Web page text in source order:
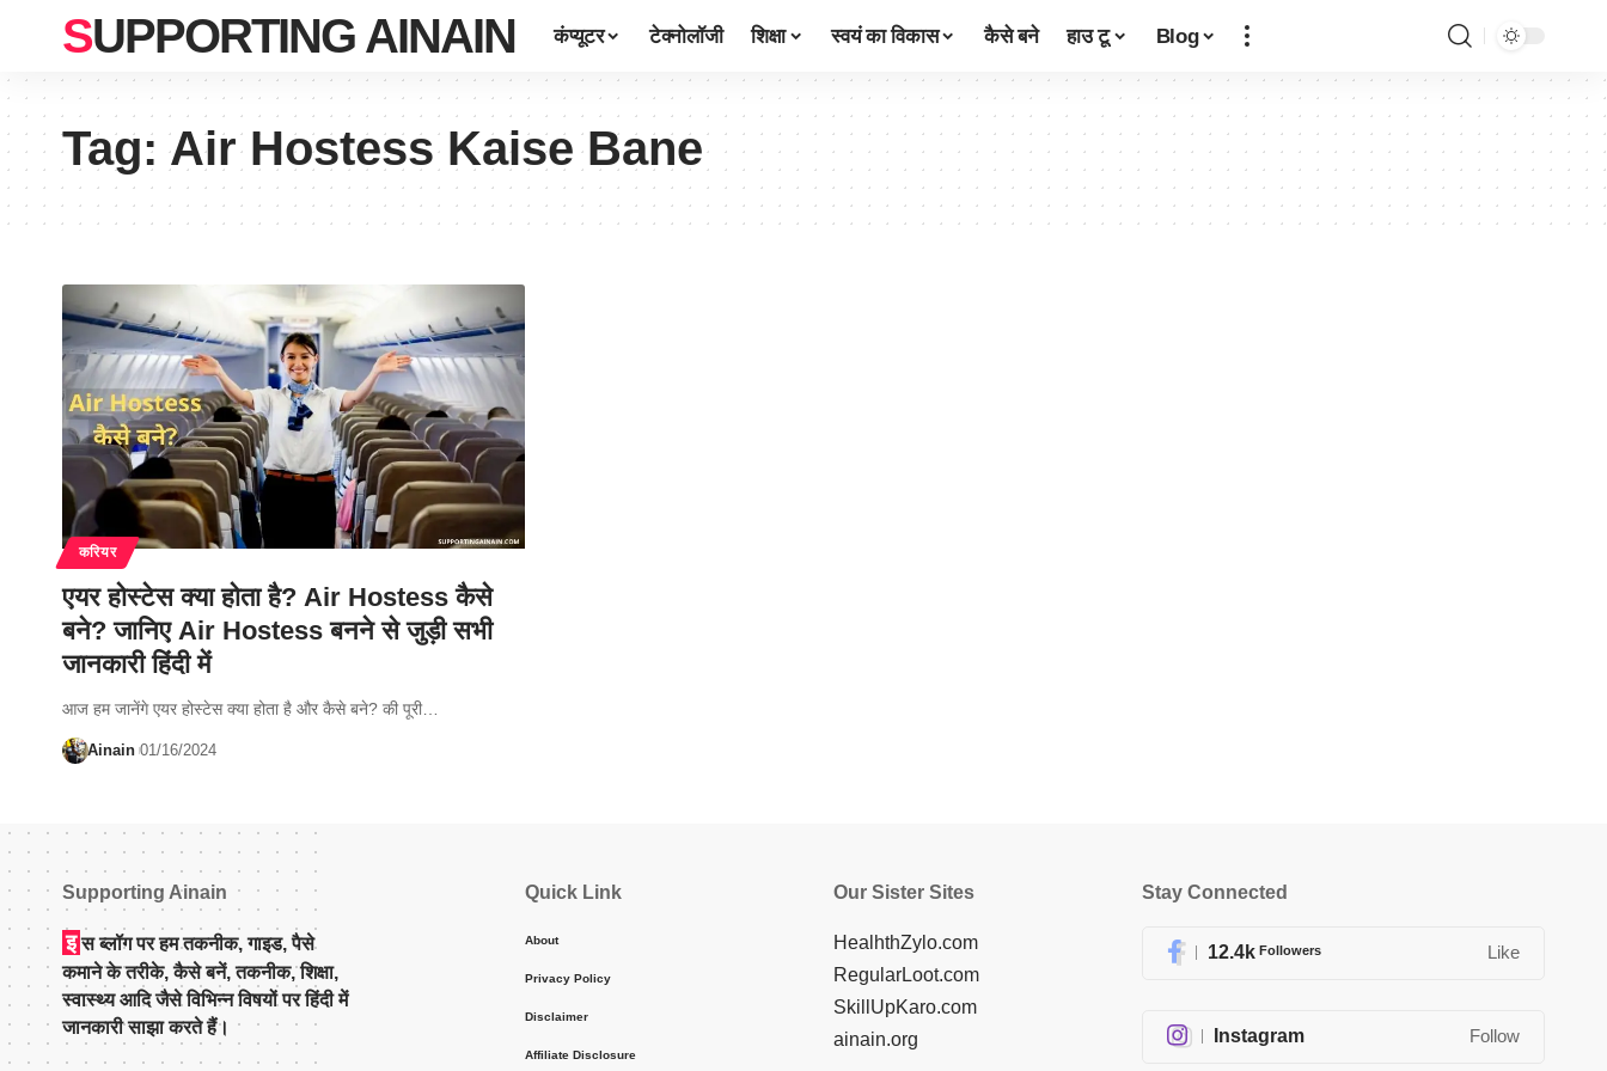
SUPPORTING AINAIN कंप्यूटर टेक्नोलॉजी शिक्षा स्वयं का विकास कैसे बने हाउ टू Blog
Tag:Air Hostess Kaise Bane
करियर
एयर होस्टेस क्या होता है? Air Hostess कैसे
बने? जानिए Air Hostess बनने से जुड़ी सभी
जानकारी हिंदी में
आज हम जानेंगे एयर होस्टेस क्या होता है और कैसे बने? की पूरी…
Ainain 01/16/2024
Supporting Ainain
इ स ब्लॉग पर हम तकनीक, गाइड, पैसे
कमाने के तरीके, कैसे बनें, तकनीक, शिक्षा,
स्वास्थ्य आदि जैसे विभिन्न विषयों पर हिंदी में
जानकारी साझा करते हैं।
Quick Link
About
Privacy Policy
Disclaimer
Affiliate Disclosure
Our Sister Sites
HealhthZylo.com
RegularLoot.com
SkillUpKaro.com
ainain.org
Stay Connected
12.4k Followers Like
Instagram Follow